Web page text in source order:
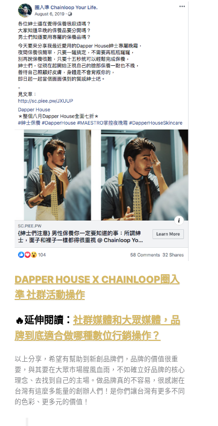
DAPPER HOUSE X CHAINLOOP圈入
準 社群活動操作
🔥延伸閱讀： 社群媒體和大眾媒體，品
牌到底適合做哪種數位行銷操作？
以上分享，希望有幫助到新創品牌們，品牌的價值很重
要，與其要在大眾市場腥風血雨，不如確立好品牌的核心
理念、去找到自己的主場。做品牌真的不容易，很感謝在
台灣有這麼多能量的創辦人們！是你們讓台灣有更多不同
的色彩、更多元的價值！